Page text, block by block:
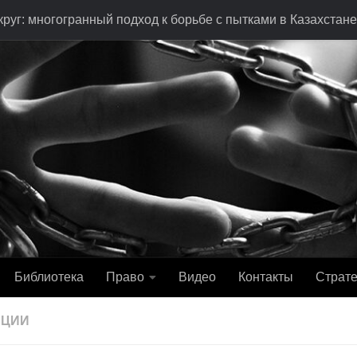
многогранный подход к борьбе с пытками в Казахстане
Библиотека Право Видео Контакты